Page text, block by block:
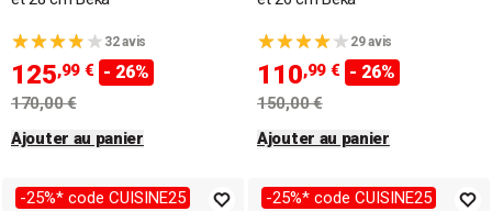
32 avis
125,99 € - 26%
170,00 €
Ajouter au panier
29 avis
110,99 € - 26%
150,00 €
Ajouter au panier
-25%* code CUISINE25 -25%* code CUISINE25